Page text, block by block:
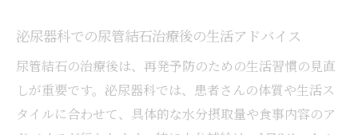
泌尿器科での尿管結石治療後の生活アドバイス
尿管結石の治療後は、再発予防のための生活習慣の見直
しが重要です。泌尿器科では、患者さんの体質や生活ス
タイルに合わせて、具体的な水分摂取量や食事内容のア